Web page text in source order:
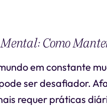
Como
em constante
ser desafiador.
requer práticas